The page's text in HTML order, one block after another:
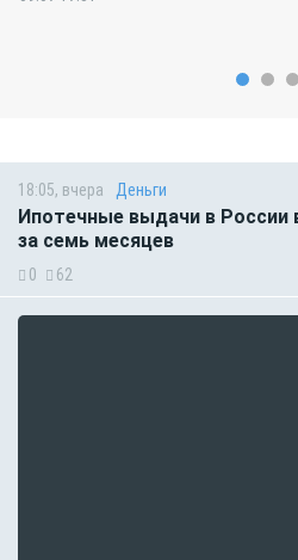
18:05, вчера Деньги
Ипотечные выдачи в России
за семь месяцев
0 62